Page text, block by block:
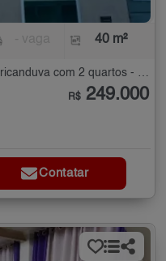
40 m²
Apartamento à Venda no Jardim Aricanduva com 2 quartos - 40 m²
R$ 249.000
Contatar